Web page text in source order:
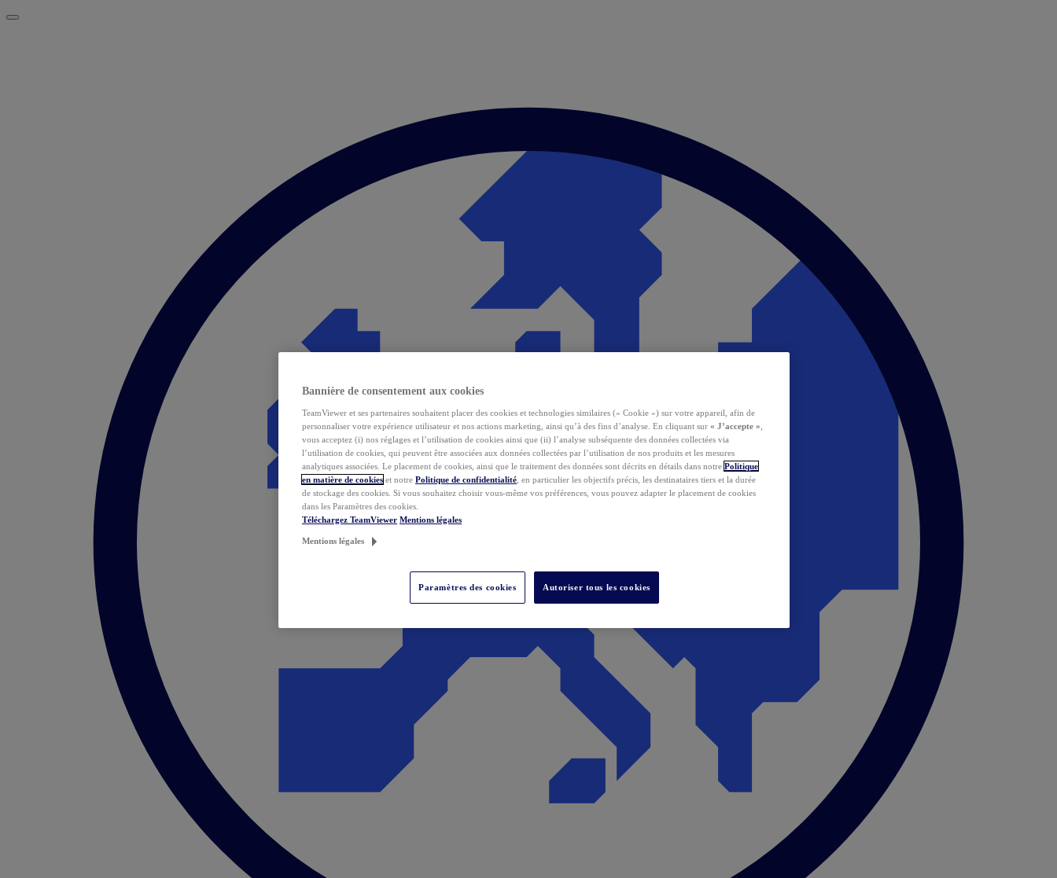
Bannière de consentement aux cookies
TeamViewer et ses partenaires souhaitent placer des cookies et technologies similaires (« Cookie ») sur votre appareil, afin de
personnaliser votre expérience utilisateur et nos actions marketing, ainsi qu’à des fins d’analyse. En cliquant sur « J’accepte »
vous acceptez (i) nos réglages et l’utilisation de cookies ainsi que (ii) l’analyse subséquente des données collectées via
l’utilisation de cookies, qui peuvent être associées aux données collectées par l’utilisation de nos produits et les mesures
analytiques associées. Le placement de cookies, ainsi que le traitement des données sont décrits en détails dans notre Politique
en matière de cookies et notre Politique de confidentialité , en particulier les objectifs précis, les destinataires tiers et la durée
de stockage des cookies. Si vous souhaitez choisir vous-même vos préférences, vous pouvez adapter le placement de cookies
dans les Paramètres des cookies.
Téléchargez TeamViewer Mentions légales
Mentions légales
Paramètres des cookies Autoriser tous les cookies